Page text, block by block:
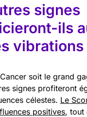
signes
ils
vibrations
soit le grand
signes profiteront
célestes. Le
positives, tout